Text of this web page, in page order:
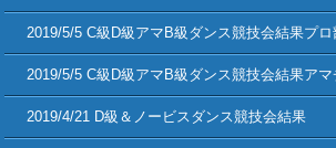
2019/5/5 C級D級アマB級ダンス競技会結果プロ
2019/5/5 C級D級アマB級ダンス競技会結果アマ
2019/4/21 D級＆ノービスダンス競技会結果